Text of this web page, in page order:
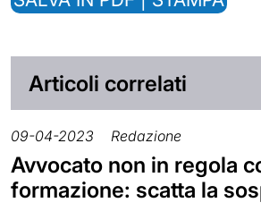
Articoli correlati
09-04-2023 Redazione
Avvocato non in regola
formazione: scatta la